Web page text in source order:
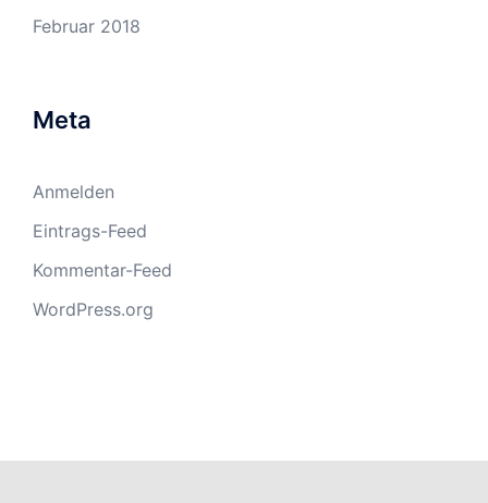
Februar 2018
Meta
Anmelden
Eintrags-Feed
Kommentar-Feed
WordPress.org